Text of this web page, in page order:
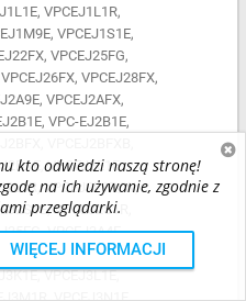
VPCEJ1L1R,
VPCEJ1S1E,
VPCEJ25FG,
VPCEJ28FX,
VPCEJ2AFX,
VPC-EJ2B1E,
VPCEJ2E1E,
VPCEJ2L1R/W,
VPCEJ2S1R,
VPCEJ3A4E,
VPCEJ3D1E,
VPCEJ3L1E,
VPCEJ3N1E,
kto odwiedzi naszą stronę!
na ich używanie, zgodnie z
przeglądarki.
WIĘCEJ INFORMACJI